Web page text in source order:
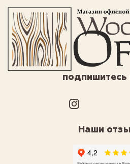
подпишитесь
Наши